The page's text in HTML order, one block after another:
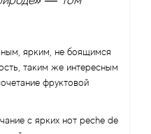
ярким, не боящимся
таким же интересным
фруктовой
с ярких нот peche de